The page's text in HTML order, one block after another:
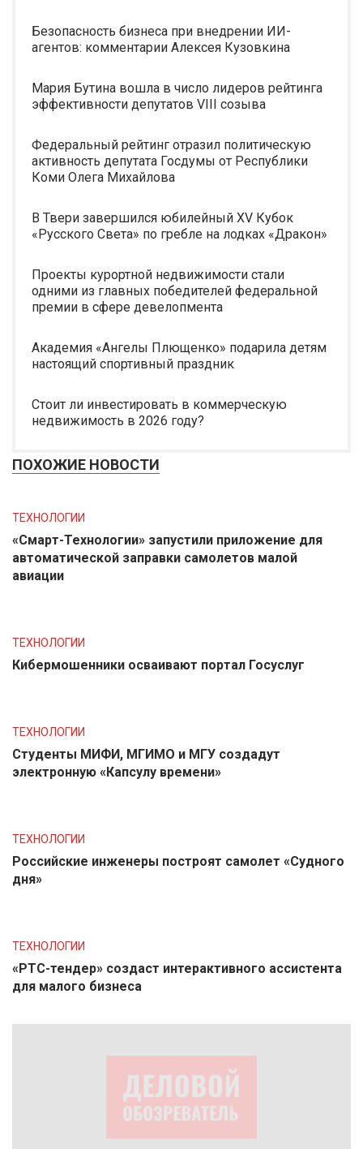
Безопасность бизнеса при внедрении ИИ-
агентов: комментарии Алексея Кузовкина
Мария Бутина вошла в число лидеров рейтинга
эффективности депутатов VIII созыва
Федеральный рейтинг отразил политическую
активность депутата Госдумы от Республики
Коми Олега Михайлова
В Твери завершился юбилейный XV Кубок
«Русского Света» по гребле на лодках «Дракон»
Проекты курортной недвижимости стали
одними из главных победителей федеральной
премии в сфере девелопмента
Академия «Ангелы Плющенко» подарила детям
настоящий спортивный праздник
Стоит ли инвестировать в коммерческую
недвижимость в 2026 году?
ПОХОЖИЕ НОВОСТИ
ТЕХНОЛОГИИ
«Смарт-Технологии» запустили приложение для
автоматической заправки самолетов малой
авиации
ТЕХНОЛОГИИ
Кибермошенники осваивают портал Госуслуг
ТЕХНОЛОГИИ
Студенты МИФИ, МГИМО и МГУ создадут
электронную «Капсулу времени»
ТЕХНОЛОГИИ
Российские инженеры построят самолет «Судного
дня»
ТЕХНОЛОГИИ
«РТС-тендер» создаст интерактивного ассистента
для малого бизнеса